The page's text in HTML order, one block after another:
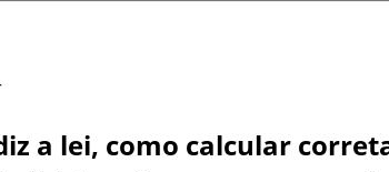
a lei, como calcular